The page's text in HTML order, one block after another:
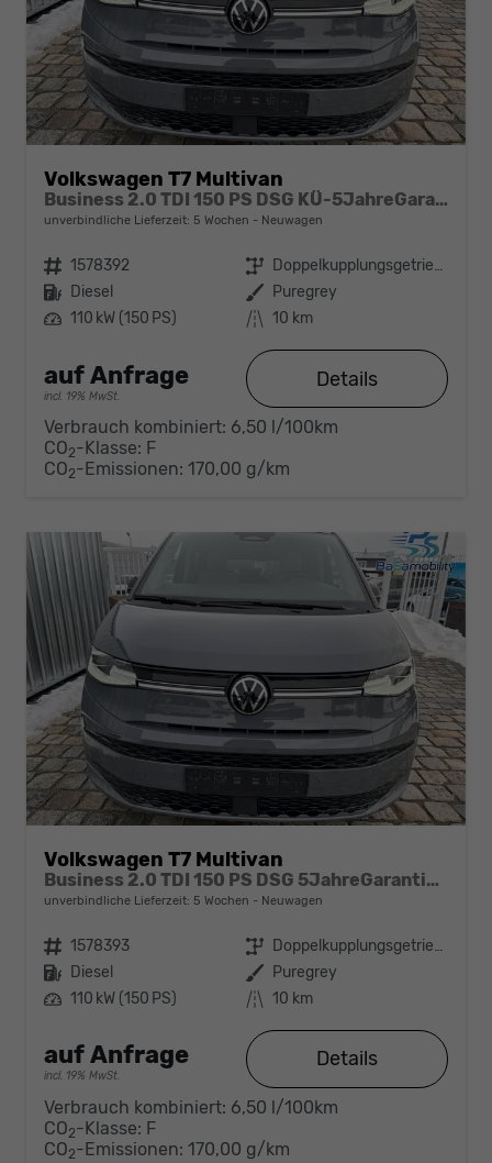
Volkswagen T7 Multivan
Business 2.0 TDI 150 PS DSG KÜ-5JahreGarantie-Anhängerkupplung-7-Sitzer-Navi-Family Paket-Rückfahrkamera-Parklenkassistent-Matrix LED
unverbindliche Lieferzeit: 5 Wochen Neuwagen
Fahrzeugnr. 1578392 Getriebe
Doppelkupplungsgetriebe (DSG)
Kraftstoff Diesel Außenfarbe Puregrey
Leistung 110 kW (150 PS) Kilometerstand 10 km
auf Anfrage
incl. 19% MwSt.
Details
Verbrauch kombiniert: 6,50 l/100km
CO2-Klasse: F
CO2-Emissionen: 170,00 g/km
Volkswagen T7 Multivan
Business 2.0 TDI 150 PS DSG 5JahreGarantie-Anhängerkupplung-7-Sitzer-Navi-Family Paket-Rückfahrkamera-Parklenkassistent-Matrix LED
unverbindliche Lieferzeit: 5 Wochen Neuwagen
Fahrzeugnr. 1578393 Getriebe
Doppelkupplungsgetriebe (DSG)
Kraftstoff Diesel Außenfarbe Puregrey
Leistung 110 kW (150 PS) Kilometerstand 10 km
auf Anfrage
incl. 19% MwSt.
Details
Verbrauch kombiniert: 6,50 l/100km
CO2-Klasse: F
CO2-Emissionen: 170,00 g/km